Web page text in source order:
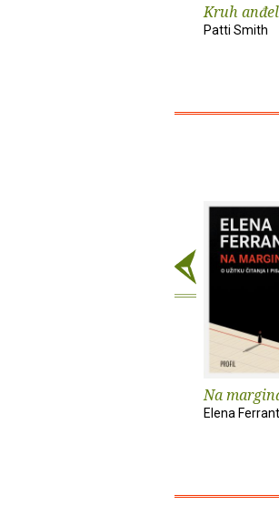
Kruh
Patti Smith
Na
Elena